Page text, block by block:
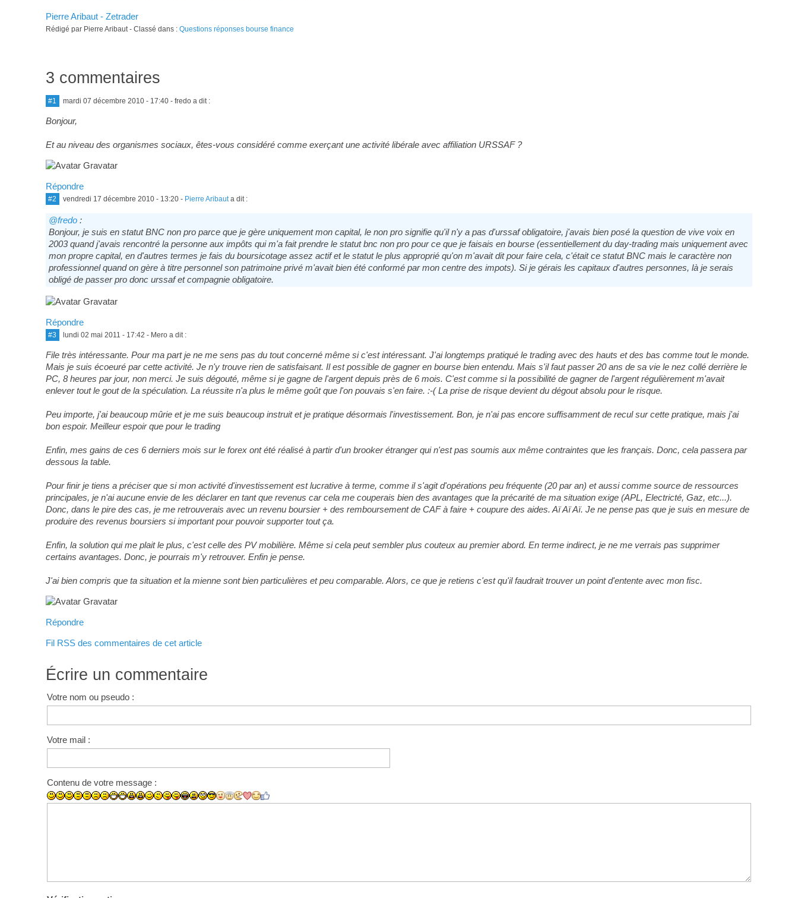
Pierre Aribaut - Zetrader
Rédigé par Pierre Aribaut - Classé dans : Questions réponses bourse finance
3 commentaires
#1 mardi 07 décembre 2010 - 17:40- fredo a dit :
Bonjour,
Et au niveau des organismes sociaux, êtes-vous considéré comme exerçant une activité libérale avec affiliation URSSAF ?
Répondre
#2 vendredi 17 décembre 2010 - 13:20- Pierre Aribauta dit :
@fredo:
Bonjour, je suis en statut BNC non pro parce que je gère uniquement mon capital, le non pro signifie qu'il n'y a pas d'urssaf obligatoire, j'avais bien posé la question de vive voix en
2003 quand j'avais rencontré la personne aux impôts qui m'a fait prendre le statut bnc non pro pour ce que je faisais en bourse (essentiellement du day-trading mais uniquement avec
mon propre capital, en d'autres termes je fais du boursicotage assez actif et le statut le plus approprié qu'on m'avait dit pour faire cela, c'était ce statut BNC mais le caractère non
professionnel quand on gère à titre personnel son patrimoine privé m'avait bien été conformé par mon centre des impots). Si je gérais les capitaux d'autres personnes, là je serais
obligé de passer pro donc urssaf et compagnie obligatoire.
Répondre
#3 lundi 02 mai 2011 - 17:42 - Mero a dit :
File très intéressante. Pour ma part je ne me sens pas du tout concerné même si c'est intéressant. J'ai longtemps pratiqué le trading avec des hauts et des bas comme tout le monde.
Mais je suis écoeuré par cette activité. Je n'y trouve rien de satisfaisant. Il est possible de gagner en bourse bien entendu. Mais s'il faut passer 20 ans de sa vie le nez collé derrière le
PC, 8 heures par jour, non merci. Je suis dégouté, même si je gagne de l'argent depuis près de 6 mois. C'est comme si la possibilité de gagner de l'argent régulièrement m'avait
enlever tout le gout de la spéculation. La réussite n'a plus le même goût que l'on pouvais s'en faire. :-( La prise de risque devient du dégout absolu pour le risque.
Peu importe, j'ai beaucoup mûrie et je me suis beaucoup instruit et je pratique désormais l'investissement. Bon, je n'ai pas encore suffisamment de recul sur cette pratique, mais j'ai
bon espoir. Meilleur espoir que pour le trading
Enfin, mes gains de ces 6 derniers mois sur le forex ont été réalisé à partir d'un brooker étranger qui n'est pas soumis aux même contraintes que les français. Donc, cela passera par
dessous la table.
Pour finir je tiens a préciser que si mon activité d'investissement est lucrative à terme, comme il s'agit d'opérations peu fréquente (20 par an) et aussi comme source de ressources
principales, je n'ai aucune envie de les déclarer en tant que revenus car cela me couperais bien des avantages que la précarité de ma situation exige (APL, Electricté, Gaz, etc...).
Donc, dans le pire des cas, je me retrouverais avec un revenu boursier + des remboursement de CAF à faire + coupure des aides. Aï Aï Aï. Je ne pense pas que je suis en mesure de
produire des revenus boursiers si important pour pouvoir supporter tout ça.
Enfin, la solution qui me plait le plus, c'est celle des PV mobilière. Même si cela peut sembler plus couteux au premier abord. En terme indirect, je ne me verrais pas supprimer
certains avantages. Donc, je pourrais m'y retrouver. Enfin je pense.
J'ai bien compris que ta situation et la mienne sont bien particulières et peu comparable. Alors, ce que je retiens c'est qu'il faudrait trouver un point d'entente avec mon fisc.
Répondre
Fil RSS des commentaires de cet article
Écrire un commentaire
Votre nom ou pseudo :
Votre mail :
Contenu de votre message :